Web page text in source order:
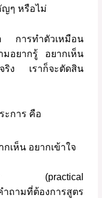
ญๆ หรือไม่
การทำตัวเหมือน
มอยากรู้
อยากเห็น
ริง
เราก็จะตัดสิน
ะการ คือ
กเห็น อยากเข้าใจ
(practical
ำถามที่ต้องการสูตร